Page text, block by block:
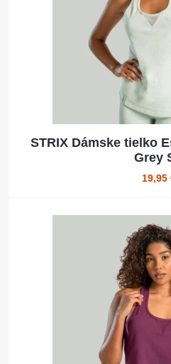
STRIX Dámske tielko
Grey
19,95